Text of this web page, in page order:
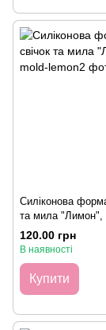
Силіконова
та мила "Лимон",
120.00 грн
В наявності
Купити